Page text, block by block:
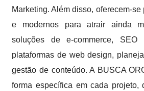
Marketing. Além disso, oferecem-
e modernos para atrair ainda
soluções de e-commerce, SEO
plataformas de web design,
gestão de conteúdo. A BUSCA
forma específica em cada projeto,